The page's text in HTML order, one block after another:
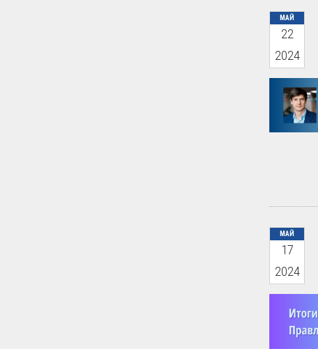
МАЙ
22
2024
МАЙ
17
2024